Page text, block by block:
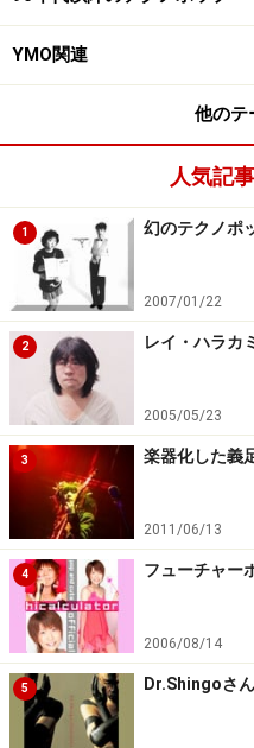
YMO関連
他のテ
人気記
1 幻のテクノポ
2007/01/22
2 レイ・ハラカ
2005/05/23
3 楽器化した義
2011/06/13
4 フューチャー
2006/08/14
5 Dr.Shingoさ